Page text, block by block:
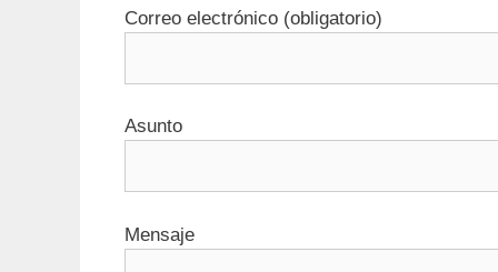
Correo electrónico (obligatorio)
Asunto
Mensaje